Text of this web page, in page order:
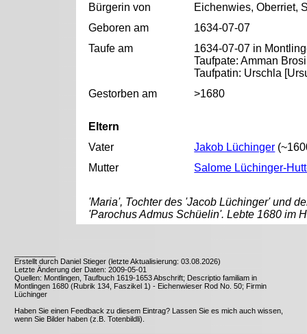
Bürgerin von
Eichenwies, Oberriet,
Geboren am
1634-07-07
Taufe am
1634-07-07 in
Taufpate: Amman
Taufpatin: Urschla
Gestorben am
>1680
Eltern
Vater
Jakob Lüchinger
Mutter
Salome Lüchinger-
'Maria', Tochter des 'Jacob Lüchinger' und
'Parochus Admus Schüelin'. Lebte 1680 im
Erstellt durch Daniel Stieger (letzte Aktualisierung: 03.08.2026)
Letzte Änderung der Daten: 2009-05-01
Quellen: Montlingen, Taufbuch 1619-1653 Abschrift; Descriptio familiam in
Montlingen 1680 (Rubrik 134, Faszikel 1) - Eichenwieser Rod No. 50; Firmin
Lüchinger
Haben Sie einen Feedback zu diesem Eintrag? Lassen Sie es mich auch wissen,
wenn Sie Bilder haben (z.B. Totenbildli).